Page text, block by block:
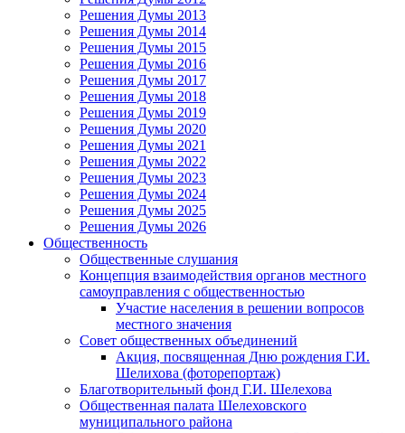
Решения Думы 2013
Решения Думы 2014
Решения Думы 2015
Решения Думы 2016
Решения Думы 2017
Решения Думы 2018
Решения Думы 2019
Решения Думы 2020
Решения Думы 2021
Решения Думы 2022
Решения Думы 2023
Решения Думы 2024
Решения Думы 2025
Решения Думы 2026
Общественность
Общественные слушания
Концепция взаимодействия органов местного
самоуправления с общественностью
Участие населения в решении вопросов
местного значения
Совет общественных объединений
Акция, посвященная Дню рождения Г.И.
Шелихова (фоторепортаж)
Благотворительный фонд Г.И. Шелехова
Общественная палата Шелеховского
муниципального района